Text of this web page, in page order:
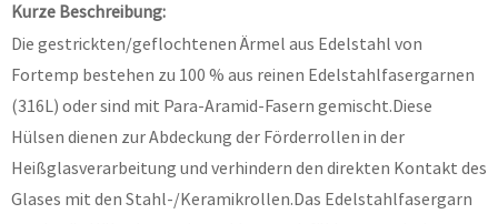
Kurze Beschreibung:
Die gestrickten/geflochtenen Ärmel aus Edelstahl von
Fortemp bestehen zu 100 % aus reinen Edelstahlfasergarnen
(316L) oder sind mit Para-Aramid-Fasern gemischt.Diese
Hülsen dienen zur Abdeckung der Förderrollen in der
Heißglasverarbeitung und verhindern den direkten Kontakt des
Glases mit den Stahl-/Keramikrollen.Das Edelstahlfasergarn